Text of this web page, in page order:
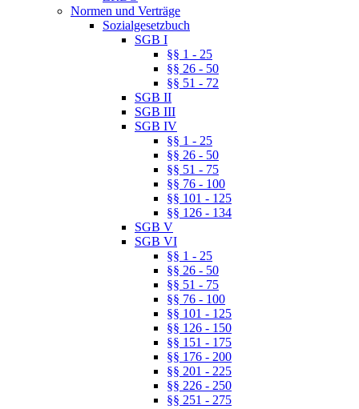
Normen und Verträge
Sozialgesetzbuch
SGB I
§§ 1 - 25
§§ 26 - 50
§§ 51 - 72
SGB II
SGB III
SGB IV
§§ 1 - 25
§§ 26 - 50
§§ 51 - 75
§§ 76 - 100
§§ 101 - 125
§§ 126 - 134
SGB V
SGB VI
§§ 1 - 25
§§ 26 - 50
§§ 51 - 75
§§ 76 - 100
§§ 101 - 125
§§ 126 - 150
§§ 151 - 175
§§ 176 - 200
§§ 201 - 225
§§ 226 - 250
§§ 251 - 275